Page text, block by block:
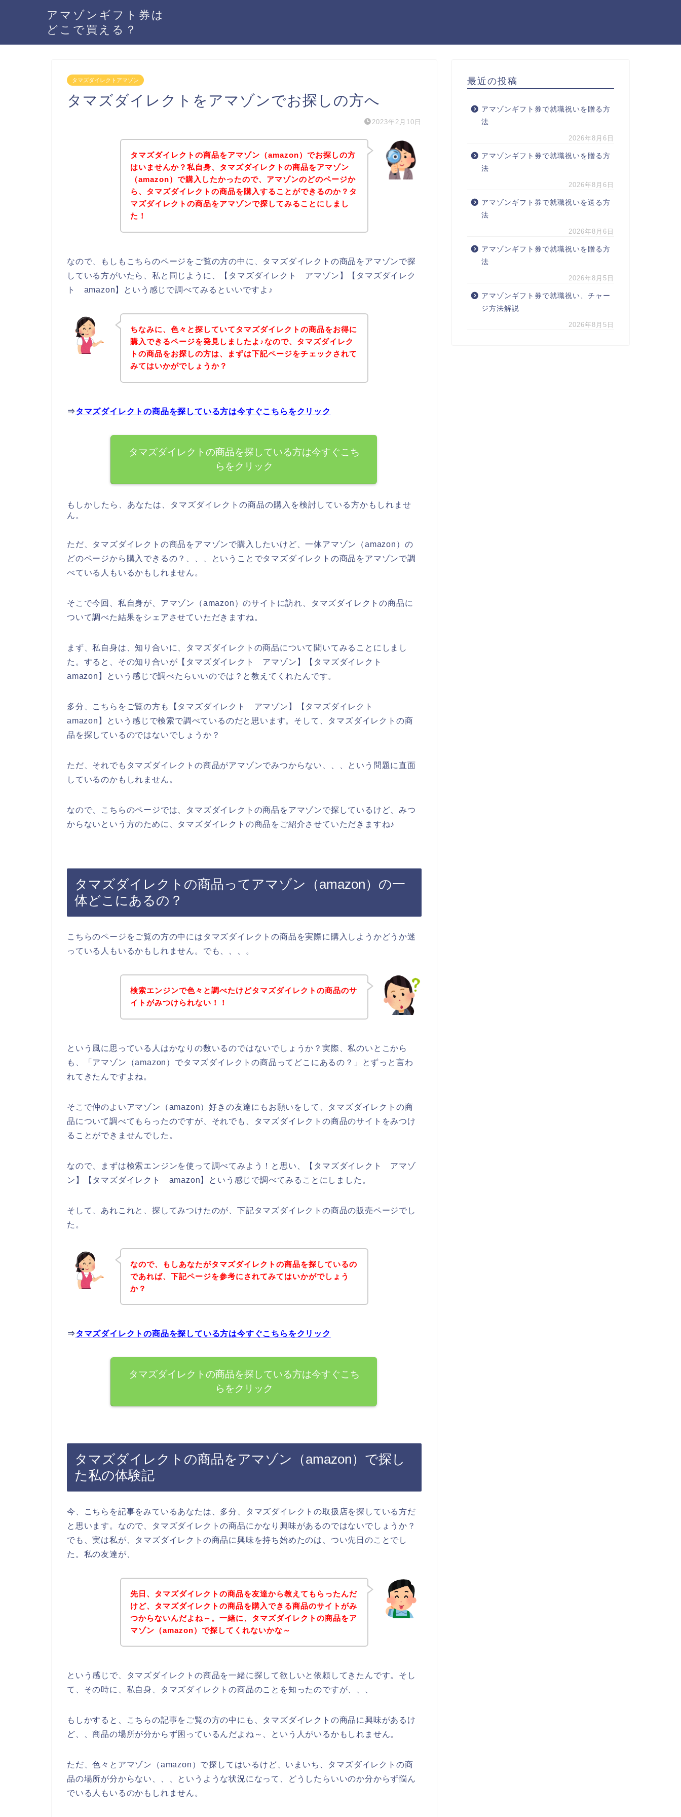
アマゾンギフト券は
どこで買える？
タマズダイレクトアマゾン
タマズダイレクトをアマゾンでお探しの方へ
2023年2月10日
タマズダイレクトの商品をアマゾン（amazon）でお探しの方
はいませんか？私自身、タマズダイレクトの商品をアマゾン
（amazon）で購入したかったので、アマゾンのどのページか
ら、タマズダイレクトの商品を購入することができるのか？タ
マズダイレクトの商品をアマゾンで探してみることにしまし
た！
なので、もしもこちらのページをご覧の方の中に、タマズダイレクトの商品をアマゾンで探
している方がいたら、私と同じように、【タマズダイレクト アマゾン】【タマズダイレク
ト amazon】という感じで調べてみるといいですよ♪
ちなみに、色々と探していてタマズダイレクトの商品をお得に
購入できるページを発見しましたよ♪なので、タマズダイレク
トの商品をお探しの方は、まずは下記ページをチェックされて
みてはいかがでしょうか？
⇒タマズダイレクトの商品を探している方は今すぐこちらをクリック
タマズダイレクトの商品を探している方は今すぐこち
らをクリック
もしかしたら、あなたは、タマズダイレクトの商品の購入を検討している方かもしれませ
ん。
ただ、タマズダイレクトの商品をアマゾンで購入したいけど、一体アマゾン（amazon）の
どのページから購入できるの？、、、ということでタマズダイレクトの商品をアマゾンで調
べている人もいるかもしれません。
そこで今回、私自身が、アマゾン（amazon）のサイトに訪れ、タマズダイレクトの商品に
ついて調べた結果をシェアさせていただきますね。
まず、私自身は、知り合いに、タマズダイレクトの商品について聞いてみることにしまし
た。すると、その知り合いが【タマズダイレクト アマゾン】【タマズダイレクト
amazon】という感じで調べたらいいのでは？と教えてくれたんです。
多分、こちらをご覧の方も【タマズダイレクト アマゾン】【タマズダイレクト
amazon】という感じで検索で調べているのだと思います。そして、タマズダイレクトの商
品を探しているのではないでしょうか？
ただ、それでもタマズダイレクトの商品がアマゾンでみつからない、、、という問題に直面
しているのかもしれません。
なので、こちらのページでは、タマズダイレクトの商品をアマゾンで探しているけど、みつ
からないという方のために、タマズダイレクトの商品をご紹介させていただきますね♪
タマズダイレクトの商品ってアマゾン（amazon）の一
体どこにあるの？
こちらのページをご覧の方の中にはタマズダイレクトの商品を実際に購入しようかどうか迷
っている人もいるかもしれません。でも、、、。
検索エンジンで色々と調べたけどタマズダイレクトの商品のサ
イトがみつけられない！！
という風に思っている人はかなりの数いるのではないでしょうか？実際、私のいとこから
も、「アマゾン（amazon）でタマズダイレクトの商品ってどこにあるの？」とずっと言わ
れてきたんですよね。
そこで仲のよいアマゾン（amazon）好きの友達にもお願いをして、タマズダイレクトの商
品について調べてもらったのですが、それでも、タマズダイレクトの商品のサイトをみつけ
ることができませんでした。
なので、まずは検索エンジンを使って調べてみよう！と思い、【タマズダイレクト アマゾ
ン】【タマズダイレクト amazon】という感じで調べてみることにしました。
そして、あれこれと、探してみつけたのが、下記タマズダイレクトの商品の販売ページでし
た。
なので、もしあなたがタマズダイレクトの商品を探しているの
であれば、下記ページを参考にされてみてはいかがでしょう
か？
⇒タマズダイレクトの商品を探している方は今すぐこちらをクリック
タマズダイレクトの商品を探している方は今すぐこち
らをクリック
タマズダイレクトの商品をアマゾン（amazon）で探し
た私の体験記
今、こちらを記事をみているあなたは、多分、タマズダイレクトの取扱店を探している方だ
と思います。なので、タマズダイレクトの商品にかなり興味があるのではないでしょうか？
でも、実は私が、タマズダイレクトの商品に興味を持ち始めたのは、つい先日のことでし
た。私の友達が、
先日、タマズダイレクトの商品を友達から教えてもらったんだ
けど、タマズダイレクトの商品を購入できる商品のサイトがみ
つからないんだよね～。一緒に、タマズダイレクトの商品をア
マゾン（amazon）で探してくれないかな～
という感じで、タマズダイレクトの商品を一緒に探して欲しいと依頼してきたんです。そし
て、その時に、私自身、タマズダイレクトの商品のことを知ったのですが、、、
もしかすると、こちらの記事をご覧の方の中にも、タマズダイレクトの商品に興味があるけ
ど、、商品の場所が分からず困っているんだよね～、という人がいるかもしれません。
ただ、色々とアマゾン（amazon）で探してはいるけど、いまいち、タマズダイレクトの商
品の場所が分からない、、、というような状況になって、どうしたらいいのか分からず悩ん
でいる人もいるのかもしれません。
最近の投稿
アマゾンギフト券で就職祝いを贈る方
法
2026年8月6日
アマゾンギフト券で就職祝いを贈る方
法
2026年8月6日
アマゾンギフト券で就職祝いを送る方
法
2026年8月6日
アマゾンギフト券で就職祝いを贈る方
法
2026年8月5日
アマゾンギフト券で就職祝い、チャー
ジ方法解説
2026年8月5日